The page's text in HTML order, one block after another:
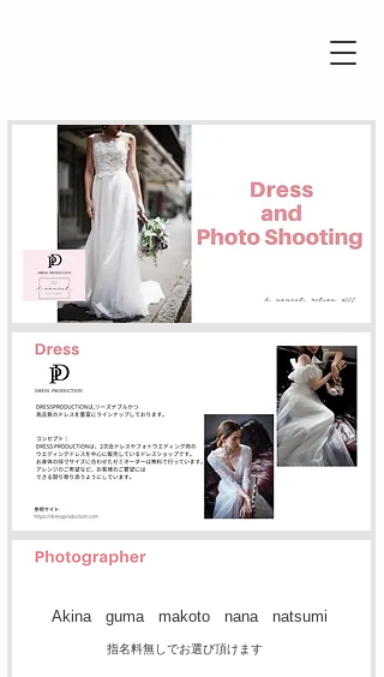
Akina guma makoto nana natsumi
指名料無しでお選び頂けます